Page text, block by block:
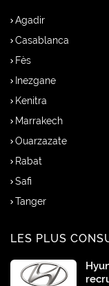
Agadir
Casablanca
Fès
Inezgane
Kenitra
Marrakech
Ouarzazate
Rabat
Safi
Tanger
LES PLUS